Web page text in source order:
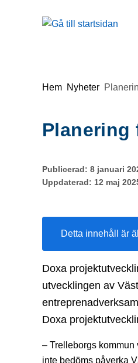
Gå till innehåll
Du är här:
Hem Nyheter
Planering
Publicerad: 8 januari
Uppdaterad: 12 maj
Detta innehåll är
Doxa
utvecklingen av
Doxa
– Trelleborgs
inte bedöms påverka